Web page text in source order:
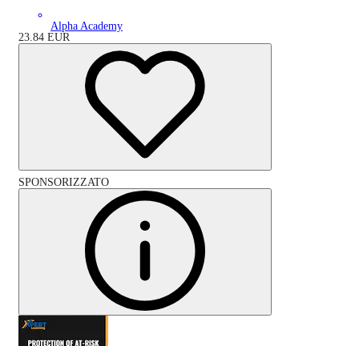
Alpha Academy
23.84 EUR
SPONSORIZZATO